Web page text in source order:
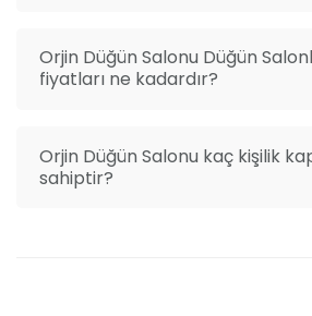
Orjin Düğün Salonu Düğün
fiyatları ne kadardır?
Orjin Düğün Salonu kaç kişilik
sahiptir?